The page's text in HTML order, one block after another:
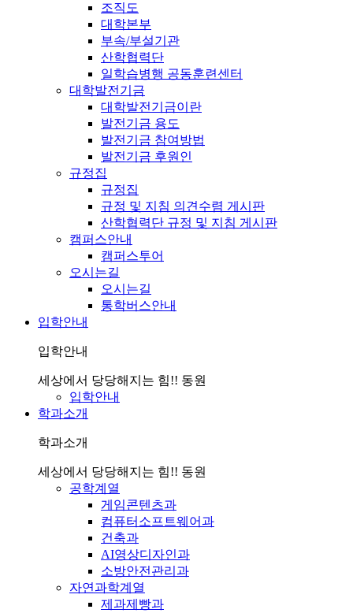
조직도
대학본부
부속/부설기관
산학협력단
일학습병행 공동훈련센터
대학발전기금
대학발전기금이란
발전기금 용도
발전기금 참여방법
발전기금 후원인
규정집
규정집
규정 및 지침 의견수렴 게시판
산학협력단 규정 및 지침 게시판
캠퍼스안내
캠퍼스투어
오시는길
오시는길
통학버스안내
입학안내
입학안내
세상에서 당당해지는 힘!! 동원
입학안내
학과소개
학과소개
세상에서 당당해지는 힘!! 동원
공학계열
게임콘텐츠과
컴퓨터소프트웨어과
건축과
AI영상디자인과
소방안전관리과
자연과학계열
제과제빵과